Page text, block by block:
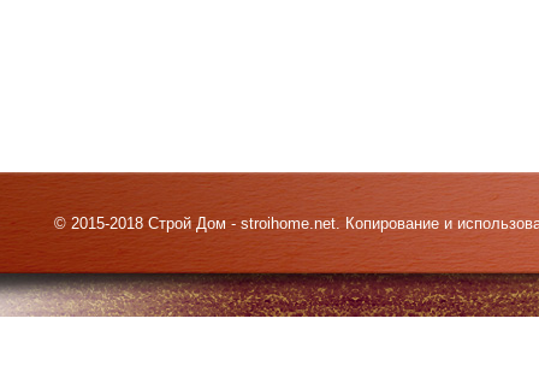
© 2015-2018 Строй Дом - stroihome.net. Копирование и